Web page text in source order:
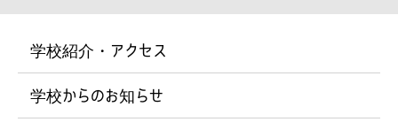
学校紹介・アクセス
学校からのお知らせ